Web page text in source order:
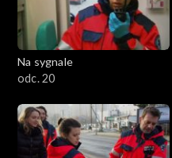
Na sygnale
odc. 20